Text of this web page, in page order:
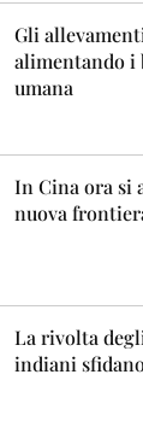
Gli
alimentando i
umana
In Cina ora si
nuova
La rivolta
indiani